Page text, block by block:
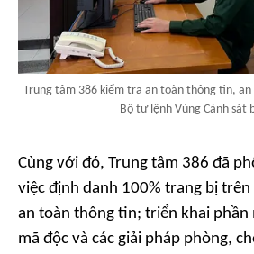
Trung tâm 386 kiểm tra an toàn thông tin, an
Bộ tư lệnh Vùng Cảnh sát
Cùng với đó, Trung tâm 386 đã
việc định danh 100% trang bị
an toàn thông tin; triển khai phần
mã độc và các giải pháp phòng,